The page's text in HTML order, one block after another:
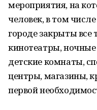
мероприятия, на
человек, в том
городе закрыты все
кинотеатры,
детские комнаты,
центры, магазины,
первой